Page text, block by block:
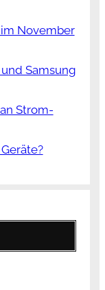
November
Samsung
Strom-